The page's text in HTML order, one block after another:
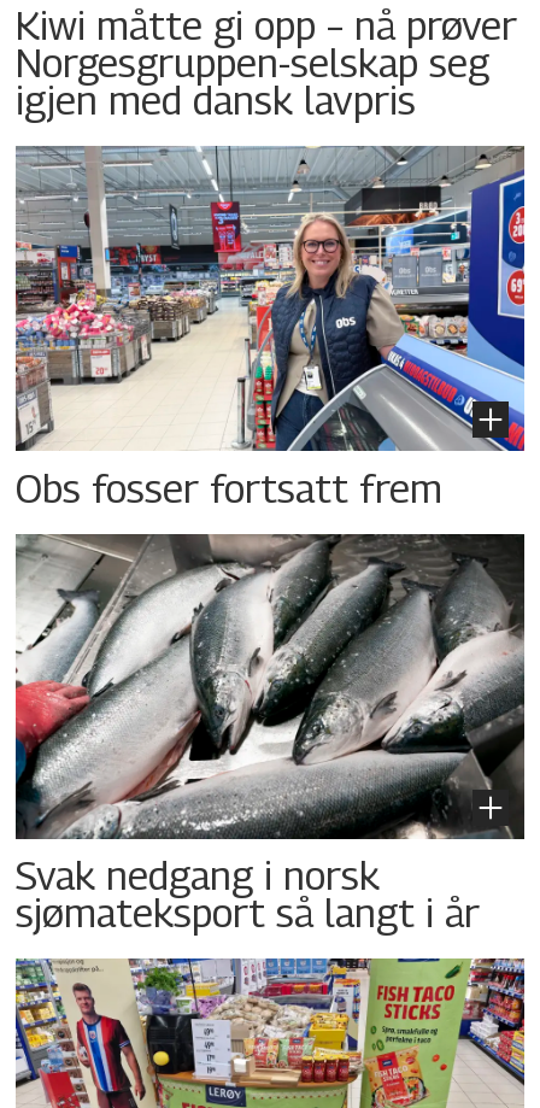
Kiwi måtte gi opp – nå prøver
Norgesgruppen-selskap seg
igjen med dansk lavpris
Obs fosser fortsatt frem
Svak nedgang i norsk
sjømateksport så langt i år